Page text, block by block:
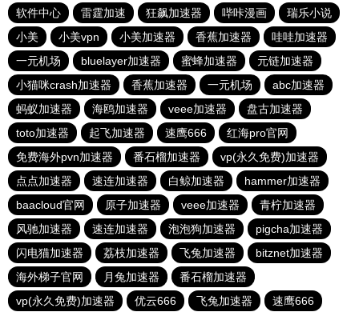
软件中心
雷霆加速 狂飙加速器 哔咔漫画
瑞乐小说
小美
小美vpn 小美加速器 香蕉加速器
哇哇加速器
一元机场
bluelayer加速器 蜜蜂加速器
元链加速器
小猫咪crash加速器
香蕉加速器 一元机场
abc加速器
蚂蚁加速器
海鸥加速器 veee加速器
盘古加速器
toto加速器
起飞加速器 速鹰666
红海pro官网
免费海外pvn加速器
番石榴加速器
vp(永久免费)加速器
点点加速器
速连加速器 白鲸加速器
hammer加速器
baacloud官网
原子加速器 veee加速器
青柠加速器
风驰加速器
速连加速器 泡泡狗加速器
pigcha加速器
闪电猫加速器
荔枝加速器 飞兔加速器
bitznet加速器
海外梯子官网
月兔加速器
番石榴加速器
vp(永久免费)加速器
优云666 飞兔加速器 速鹰666